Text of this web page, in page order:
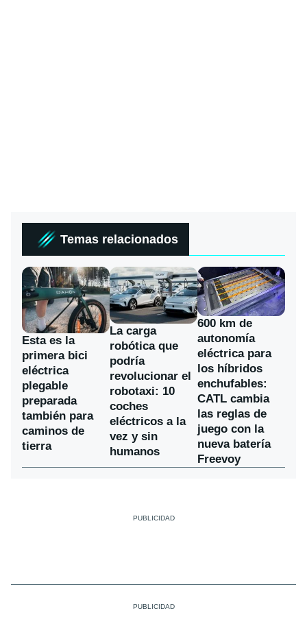
Temas relacionados
Esta es la
primera bici
eléctrica
plegable
preparada
también para
caminos de
tierra
La carga
robótica que
podría
revolucionar el
robotaxi: 10
coches
eléctricos a la
vez y sin
humanos
600 km de
autonomía
eléctrica para
los híbridos
enchufables:
CATL cambia
las reglas de
juego con la
nueva batería
Freevoy